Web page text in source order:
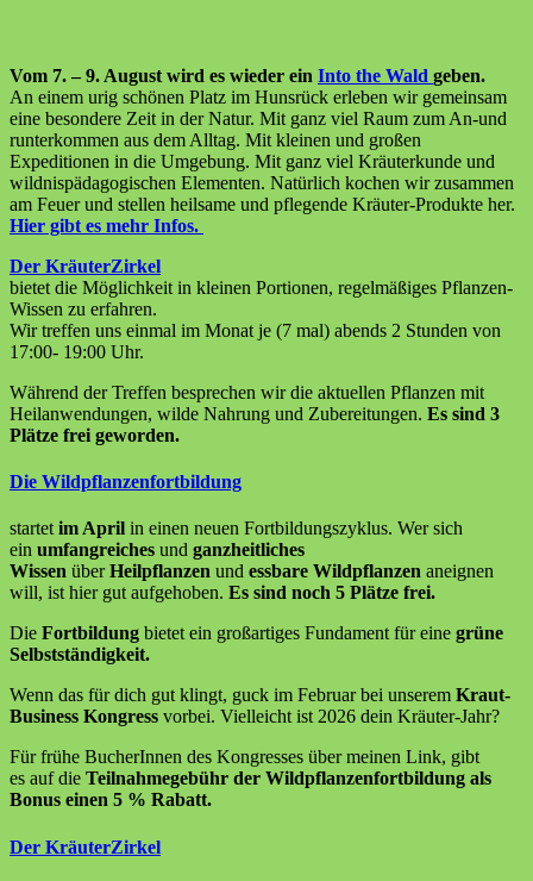
Vom 7. – 9. August wird es wieder ein Into the Wald geben.
An einem urig schönen Platz im Hunsrück erleben wir gemeinsam
eine besondere Zeit in der Natur. Mit ganz viel Raum zum An-und
runterkommen aus dem Alltag. Mit kleinen und großen
Expeditionen in die Umgebung. Mit ganz viel Kräuterkunde und
wildnispädagogischen Elementen. Natürlich kochen wir zusammen
am Feuer und stellen heilsame und pflegende Kräuter-Produkte her.
Hier gibt es mehr Infos.
Der KräuterZirkel
bietet die Möglichkeit in kleinen Portionen, regelmäßiges Pflanzen-
Wissen zu erfahren.
Wir treffen uns einmal im Monat je (7 mal) abends 2 Stunden von
17:00- 19:00 Uhr.
Während der Treffen besprechen wir die aktuellen Pflanzen mit
Heilanwendungen, wilde Nahrung und Zubereitungen. Es sind 3
Plätze frei geworden.
Die Wildpflanzenfortbildung
startetim April in einen neuen Fortbildungszyklus. Wer sich
ein umfangreiches und ganzheitliches
Wissen überHeilpflanzen und essbare Wildpflanzen aneignen
will, ist hier gut aufgehoben. Es sind noch 5 Plätze frei.
Die Fortbildung bietet ein großartiges Fundament für eine grüne
Selbstständigkeit.
Wenn das für dich gut klingt, guck im Februar bei unserem Kraut-
Business Kongress vorbei. Vielleicht ist 2026 dein Kräuter-Jahr?
Für frühe BucherInnen des Kongresses über meinen Link, gibt
es auf die Teilnahmegebühr der Wildpflanzenfortbildung als
Bonus einen 5 % Rabatt.
Der KräuterZirkel